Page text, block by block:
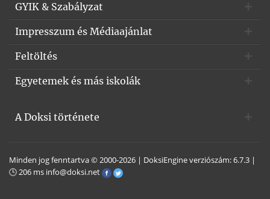
GYIK & Szabályzat
Impresszum és Médiaajánlat
Feltöltés
Egyetemek és más iskolák
A Doksi története
Minden jog fenntartva © 2000-2026 | DoksiEngine verziószám: 6.7.3 |
🕒 206 ms info@doksi.net